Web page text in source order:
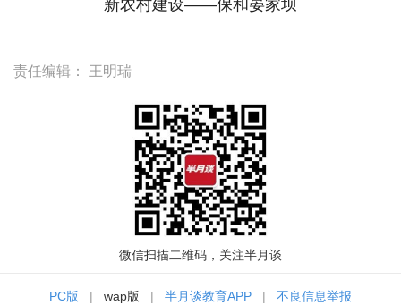
新农村建设——保和晏家坝
责任编辑： 王明瑞
微信扫描二维码，关注半月谈
PC版 | wap版 | 半月谈教育APP | 不良信息举报